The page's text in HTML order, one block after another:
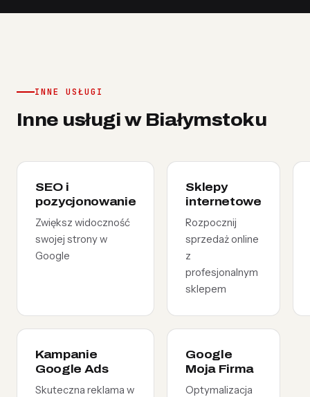
INNE USŁUGI
Inne usługi w Białymstoku
SEO i
pozycjonowanie
Zwiększ widoczność
swojej strony w
Google
Sklepy
internetowe
Rozpocznij
sprzedaż online
z
profesjonalnym
sklepem
Kampanie
Google Ads
Skuteczna reklama w
Google
Moja Firma
Optymalizacja